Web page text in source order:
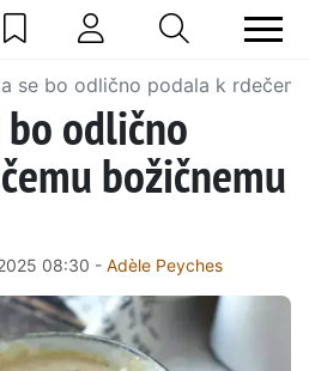
se bo odlično podala k
bo odlično
božičnemu
08:30 - Adèle Peyches